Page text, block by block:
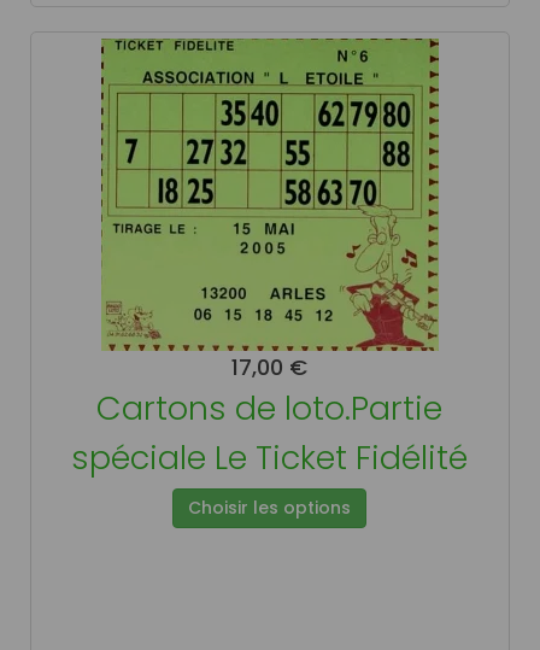
17,00 €
Cartons de loto.Partie
spéciale Le Ticket Fidélité
Choisir les options